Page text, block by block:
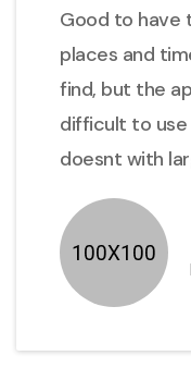
Good to have
places and
find, but the
difficult to use
doesnt with